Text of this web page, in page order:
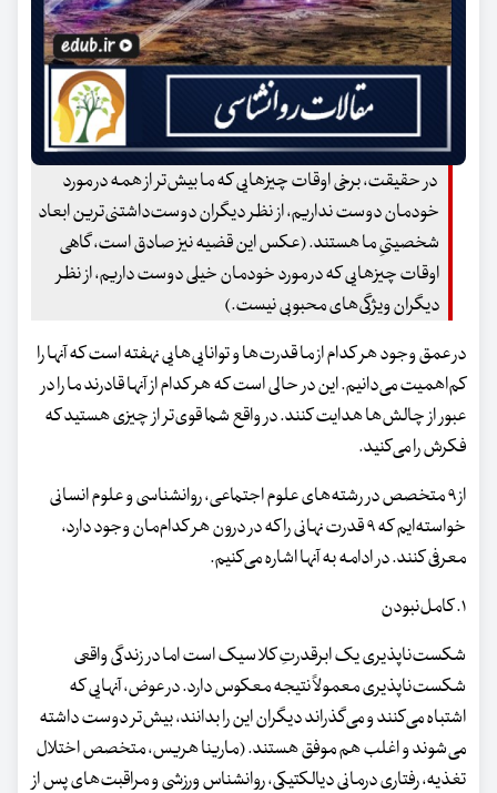
در حقیقت، برخی اوقات چیزهایی که ما بیش‌تر از همه در مورد
خودمان دوست نداریم، از نظر دیگران دوست‌داشتنی‌ترین ابعاد
شخصیتیِ ما هستند. (عکس این قضیه نیز صادق است، گاهی
اوقات چیزهایی که در مورد خودمان خیلی دوست داریم، از نظر
دیگران ویژگی‌های محبوبی نیست.)
در عمق وجود هر کدام از ما قدرت‌ها و توانایی‌هایی نهفته است که آنها را
کم‌اهمیت می‌دانیم. این‌ در حالی است که هر کدام از آنها قادرند ما را در
عبور از چالش‌ها هدایت کنند. در واقع شما قوی‌تر از چیزی هستید که
فکرش را می‌کنید.
از ۹ متخصص در رشته‌های علوم اجتماعی، روانشناسی و علوم انسانی
خواسته‌ایم که ۹ قدرت نهانی را که در درون هر کدام‌مان وجود دارد،
معرفی کنند. در ادامه به آنها اشاره می‌کنیم.
۱. کامل‌نبودن
شکست‌ناپذیری یک ابرقدرتِ کلاسیک است اما در زندگی واقعی
شکست‌ناپذیری معمولاً نتیجه معکوس دارد. در عوض، آنهایی که
اشتباه می‌کنند و می‌گذراند دیگران این را بدانند، بیش‌تر دوست داشته
می‌شوند و اغلب هم موفق هستند. (مارینا هریس، متخصص اختلال
تغذیه، رفتاری درمانی دیالکتیکی، روانشناس ورزشی و مراقبت‌های پس‌ از